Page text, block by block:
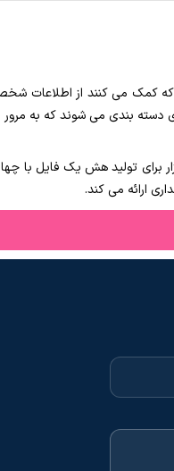
کمک می کنند از اطلاعات
دسته بندی می شوند که به